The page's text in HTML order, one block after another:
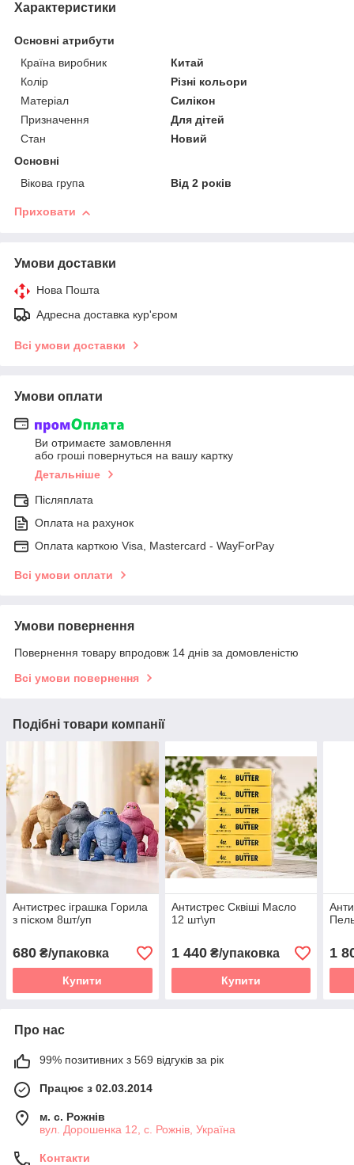
Характеристики
Основні атрибути
Країна виробник
Китай
Колір
Різні кольори
Матеріал
Силікон
Призначення
Для дітей
Стан
Новий
Основні
Вікова група
Від 2 років
Приховати
Умови доставки
Нова Пошта
Адресна доставка кур'єром
Всі умови доставки
Умови оплати
Ви отримаєте замовлення
або гроші повернуться на вашу картку
Детальніше
Післяплата
Оплата на рахунок
Оплата карткою Visa, Mastercard - WayForPay
Всі умови оплати
Умови повернення
Повернення товару впродовж 14 днів за домовленістю
Всі умови повернення
Подібні товари компанії
Антистрес іграшка Горила
з піском 8шт/уп
680 ₴/упаковка
Купити
Антистрес Сквіші Масло
12 шт\уп
1 440₴/упаковка
Купити
1
Про нас
99% позитивних з 569 відгуків за рік
Працює з 02.03.2014
м. с. Рожнів
вул. Дорошенка 12, с. Рожнів, Україна
Контакти